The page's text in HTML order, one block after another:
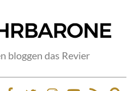
bloggen das Revier